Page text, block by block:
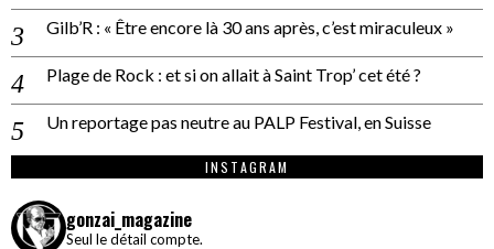
Gilb’R : « Être encore là 30 ans après, c’est miraculeux »
Plage de Rock : et si on allait à Saint Trop’ cet été ?
Un reportage pas neutre au PALP Festival, en Suisse
INSTAGRAM
gonzai_magazine
Seul le détail compte.